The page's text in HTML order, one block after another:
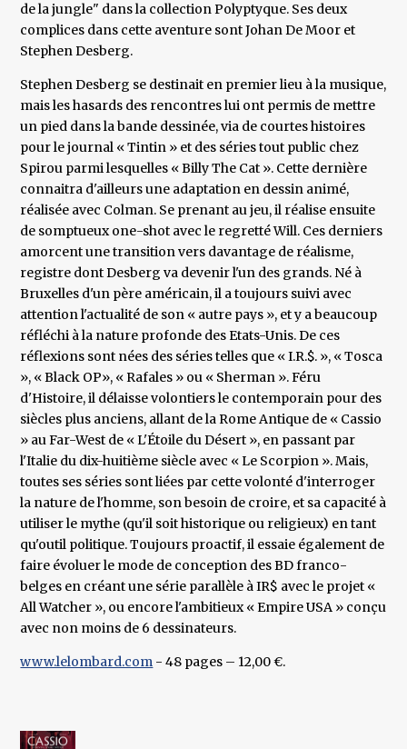
de la jungle" dans la collection Polyptyque. Ses deux
complices dans cette aventure sont Johan De Moor et
Stephen Desberg.
Stephen Desberg se destinait en premier lieu à la musique,
mais les hasards des rencontres lui ont permis de mettre
un pied dans la bande dessinée, via de courtes histoires
pour le journal « Tintin » et des séries tout public chez
Spirou parmi lesquelles « Billy The Cat ». Cette dernière
connaitra d'ailleurs une adaptation en dessin animé,
réalisée avec Colman. Se prenant au jeu, il réalise ensuite
de somptueux one-shot avec le regretté Will. Ces derniers
amorcent une transition vers davantage de réalisme,
registre dont Desberg va devenir l'un des grands. Né à
Bruxelles d'un père américain, il a toujours suivi avec
attention l'actualité de son « autre pays », et y a beaucoup
réfléchi à la nature profonde des Etats-Unis. De ces
réflexions sont nées des séries telles que « I.R.$. », « Tosca
», « Black OP», « Rafales » ou « Sherman ». Féru
d'Histoire, il délaisse volontiers le contemporain pour des
siècles plus anciens, allant de la Rome Antique de « Cassio
» au Far-West de « L'Étoile du Désert », en passant par
l'Italie du dix-huitième siècle avec « Le Scorpion ». Mais,
toutes ses séries sont liées par cette volonté d'interroger
la nature de l'homme, son besoin de croire, et sa capacité à
utiliser le mythe (qu'il soit historique ou religieux) en tant
qu'outil politique. Toujours proactif, il essaie également de
faire évoluer le mode de conception des BD franco-
belges en créant une série parallèle à IR$ avec le projet «
All Watcher », ou encore l'ambitieux « Empire USA » conçu
avec non moins de 6 dessinateurs.
www.lelombard.com - 48 pages – 12,00 €.